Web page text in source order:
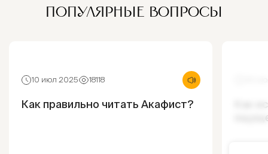
ПОПУЛЯРНЫЕ ВОПРОСЫ
10 июл 2025 18118
Как правильно читать Акафист?
Как